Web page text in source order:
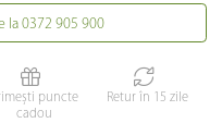
la 0372 905 900
puncte
cadou
Retur în 15 zile